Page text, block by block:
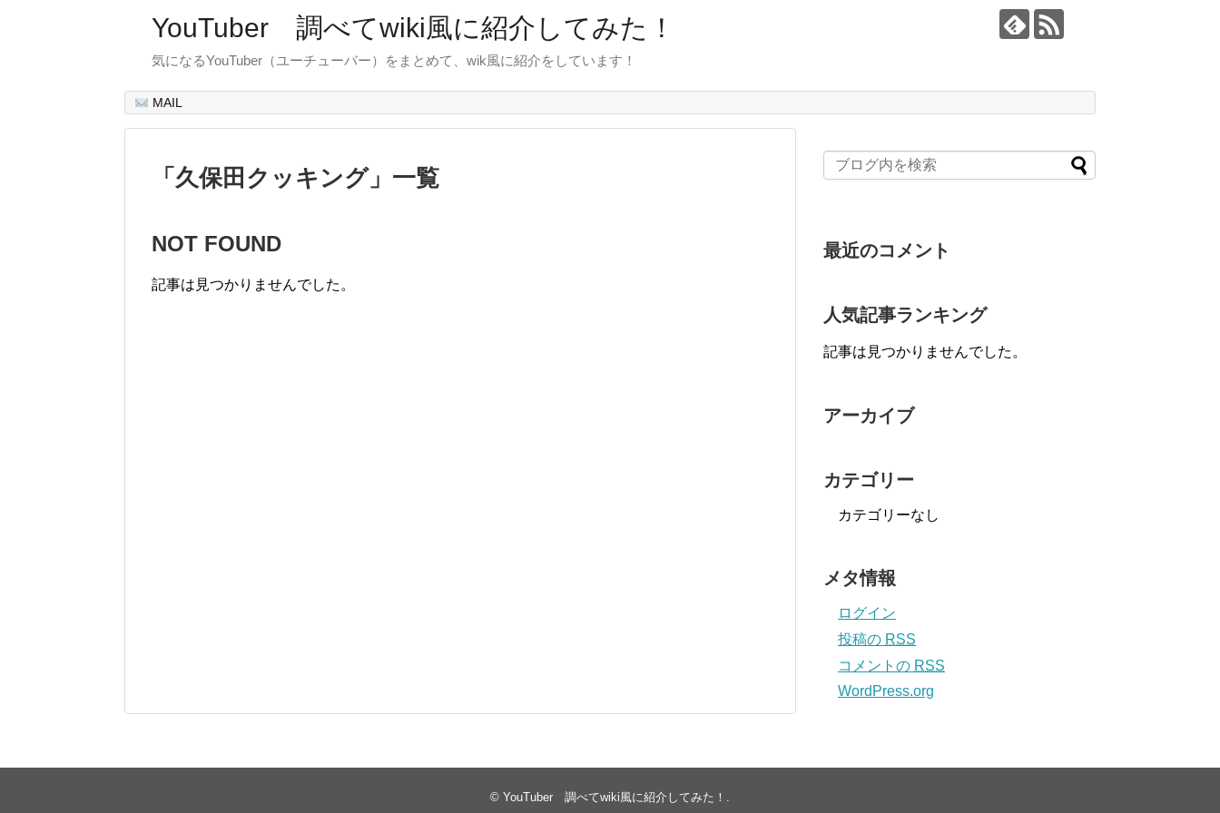
YouTuber 調べてwiki風に紹介してみた！
気になるYouTuber（ユーチューバー）をまとめて、wik風に紹介をしています！
MAIL
「 久保田クッキング」 一覧
NOT FOUND
記事は見つかりませんでした。
最近のコメント
人気記事ランキング
記事は見つかりませんでした。
アーカイブ
カテゴリー
カテゴリーなし
メタ情報
ログイン
投稿の RSS
コメントの RSS
WordPress.org
© YouTuber 調べてwiki風に紹介してみた！ .